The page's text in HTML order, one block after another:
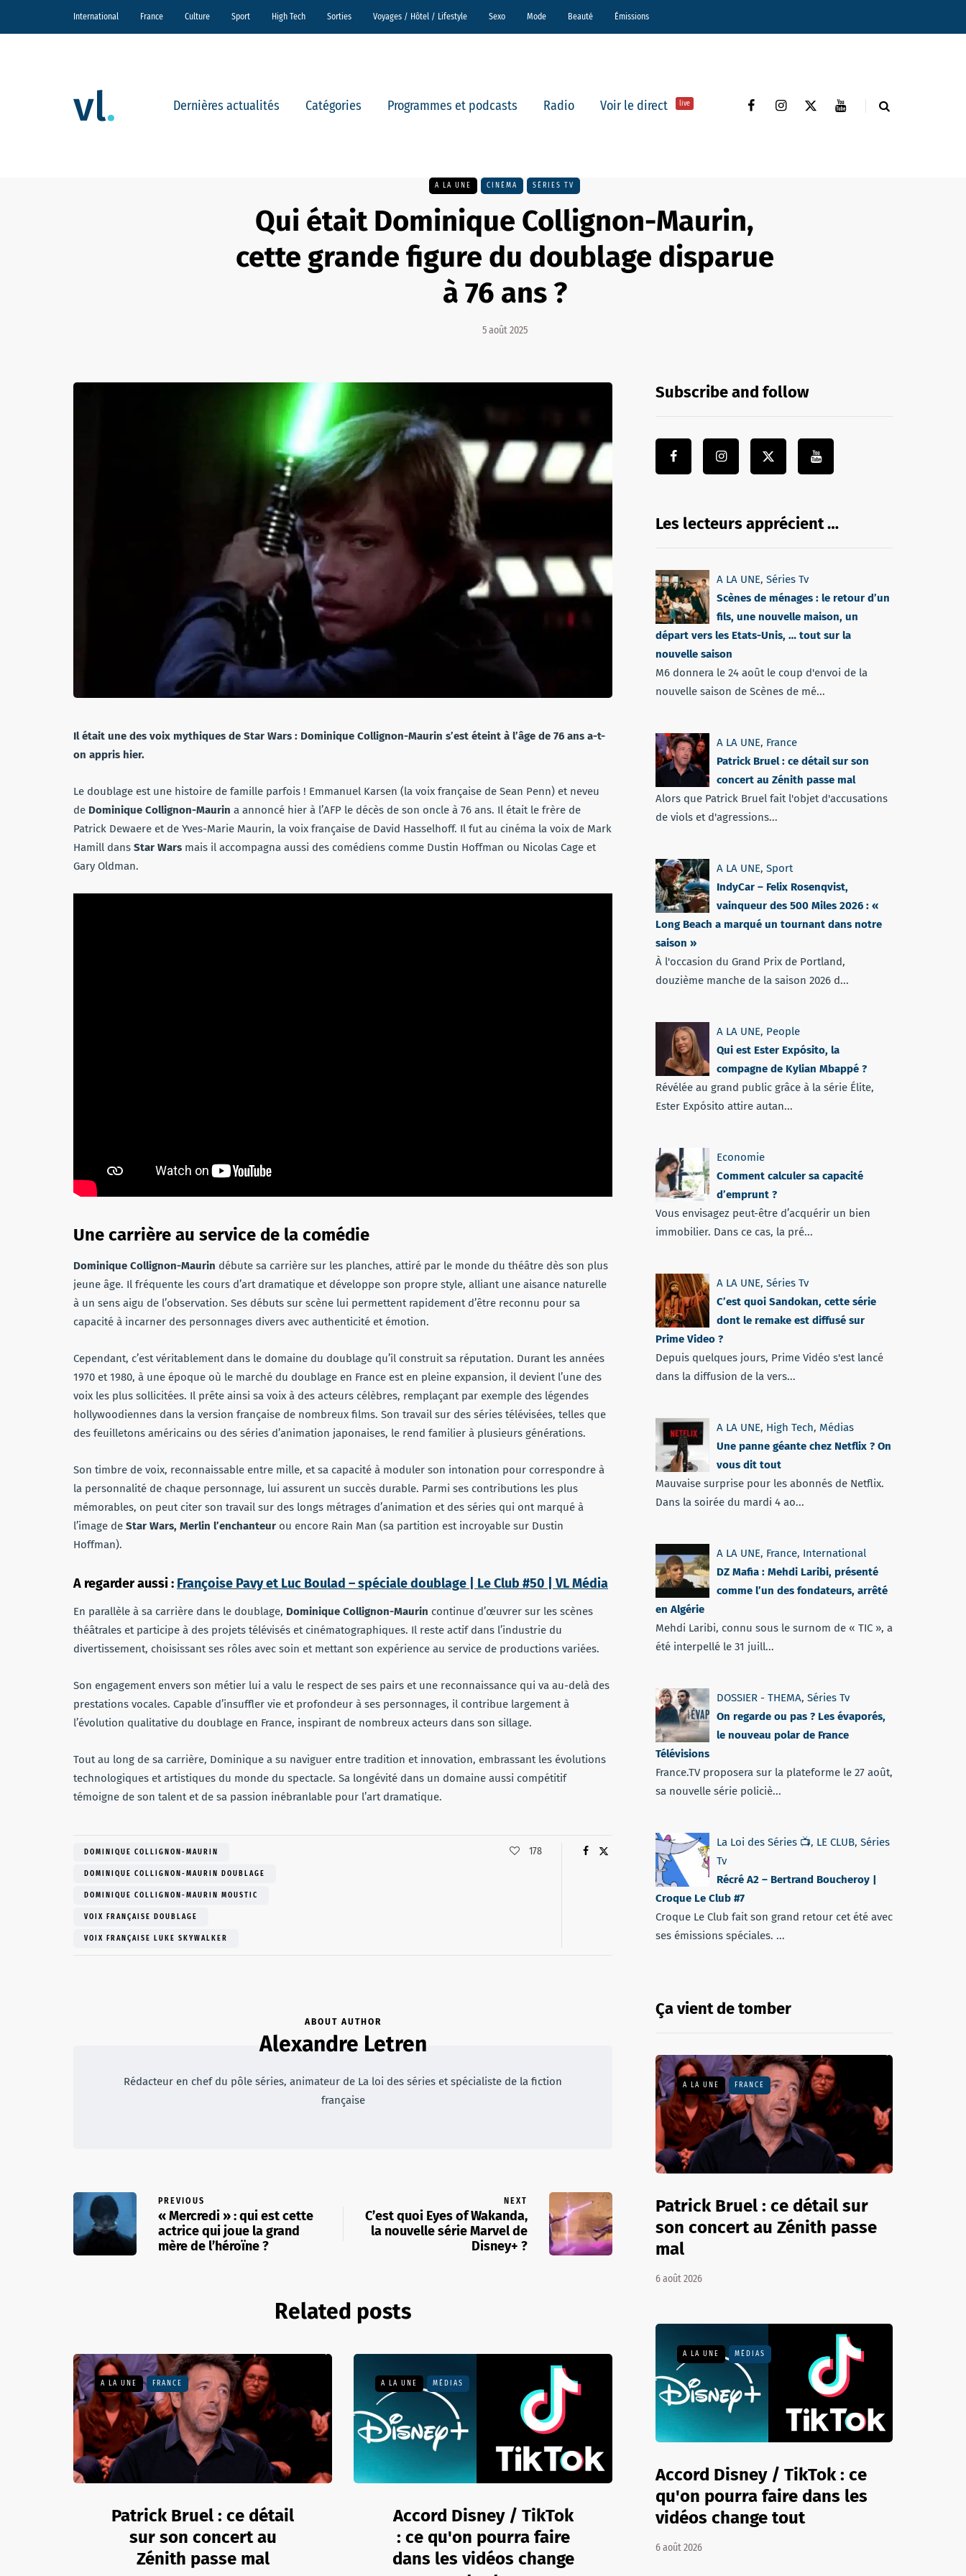
International France Culture Sport High Tech Sorties Voyages / Hôtel / Lifestyle Sexo Mode Beauté Émissions
Dernières actualités Catégories Programmes et podcasts Radio Voir le direct live
A LA UNE CINÉMA SÉRIES TV
Qui était Dominique Collignon-Maurin,
cette grande figure du doublage disparue
à 76 ans ?
5 août 2025
Il était une des voix mythiques de Star Wars : Dominique Collignon-Maurin s’est éteint à l’âge de 76 ans a-t-
on appris hier.
Le doublage est une histoire de famille parfois ! Emmanuel Karsen (la voix française de Sean Penn) et neveu
de Dominique Collignon-Maurin a annoncé hier à l’AFP le décès de son oncle à 76 ans. Il était le frère de
Patrick Dewaere et de Yves-Marie Maurin, la voix française de David Hasselhoff. Il fut au cinéma la voix de Mark
Hamill dans Star Wars mais il accompagna aussi des comédiens comme Dustin Hoffman ou Nicolas Cage et
Gary Oldman.
Une carrière au service de la comédie
Dominique Collignon-Maurin débute sa carrière sur les planches, attiré par le monde du théâtre dès son plus
jeune âge. Il fréquente les cours d’art dramatique et développe son propre style, alliant une aisance naturelle
à un sens aigu de l’observation. Ses débuts sur scène lui permettent rapidement d’être reconnu pour sa
capacité à incarner des personnages divers avec authenticité et émotion.
Cependant, c’est véritablement dans le domaine du doublage qu’il construit sa réputation. Durant les années
1970 et 1980, à une époque où le marché du doublage en France est en pleine expansion, il devient l’une des
voix les plus sollicitées. Il prête ainsi sa voix à des acteurs célèbres, remplaçant par exemple des légendes
hollywoodiennes dans la version française de nombreux films. Son travail sur des séries télévisées, telles que
des feuilletons américains ou des séries d’animation japonaises, le rend familier à plusieurs générations.
Son timbre de voix, reconnaissable entre mille, et sa capacité à moduler son intonation pour correspondre à
la personnalité de chaque personnage, lui assurent un succès durable. Parmi ses contributions les plus
mémorables, on peut citer son travail sur des longs métrages d’animation et des séries qui ont marqué à
l’image de Star Wars, Merlin l’enchanteur ou encore Rain Man (sa partition est incroyable sur Dustin
Hoffman).
A regarder aussi : Françoise Pavy et Luc Boulad – spéciale doublage | Le Club #50 | VL Média
En parallèle à sa carrière dans le doublage, Dominique Collignon-Maurin continue d’œuvrer sur les scènes
théâtrales et participe à des projets télévisés et cinématographiques. Il reste actif dans l’industrie du
divertissement, choisissant ses rôles avec soin et mettant son expérience au service de productions variées.
Son engagement envers son métier lui a valu le respect de ses pairs et une reconnaissance qui va au-delà des
prestations vocales. Capable d’insuffler vie et profondeur à ses personnages, il contribue largement à
l’évolution qualitative du doublage en France, inspirant de nombreux acteurs dans son sillage.
Tout au long de sa carrière, Dominique a su naviguer entre tradition et innovation, embrassant les évolutions
technologiques et artistiques du monde du spectacle. Sa longévité dans un domaine aussi compétitif
témoigne de son talent et de sa passion inébranlable pour l’art dramatique.
DOMINIQUE COLLIGNON-MAURIN
DOMINIQUE COLLIGNON-MAURIN DOUBLAGE
DOMINIQUE COLLIGNON-MAURIN MOUSTIC
VOIX FRANÇAISE DOUBLAGE
VOIX FRANÇAISE LUKE SKYWALKER
178
ABOUT AUTHOR
Alexandre Letren
Rédacteur en chef du pôle séries, animateur de La loi des séries et spécialiste de la fiction
française
PREVIOUS
« Mercredi » : qui est cette
actrice qui joue la grand
mère de l’héroïne ?
NEXT
C’est quoi Eyes of Wakanda,
la nouvelle série Marvel de
Disney+ ?
Related posts
A LA UNE FRANCE
Patrick Bruel : ce détail
sur son concert au
Zénith passe mal
A LA UNE MÉDIAS
Accord Disney / TikTok
: ce qu'on pourra faire
dans les vidéos change
Subscribe and follow
Les lecteurs apprécient …
A LA UNE, Séries Tv
Scènes de ménages : le retour d’un
fils, une nouvelle maison, un
départ vers les Etats-Unis, … tout sur la
nouvelle saison
M6 donnera le 24 août le coup d'envoi de la
nouvelle saison de Scènes de mé...
A LA UNE, France
Patrick Bruel : ce détail sur son
concert au Zénith passe mal
Alors que Patrick Bruel fait l'objet d'accusations
de viols et d'agressions...
A LA UNE, Sport
IndyCar – Felix Rosenqvist,
vainqueur des 500 Miles 2026 : «
Long Beach a marqué un tournant dans notre
saison »
À l'occasion du Grand Prix de Portland,
douzième manche de la saison 2026 d...
A LA UNE, People
Qui est Ester Expósito, la
compagne de Kylian Mbappé ?
Révélée au grand public grâce à la série Élite,
Ester Expósito attire autan...
Economie
Comment calculer sa capacité
d’emprunt ?
Vous envisagez peut-être d’acquérir un bien
immobilier. Dans ce cas, la pré...
A LA UNE, Séries Tv
C’est quoi Sandokan, cette série
dont le remake est diffusé sur
Prime Video ?
Depuis quelques jours, Prime Vidéo s'est lancé
dans la diffusion de la vers...
A LA UNE, High Tech, Médias
Une panne géante chez Netflix ? On
vous dit tout
Mauvaise surprise pour les abonnés de Netflix.
Dans la soirée du mardi 4 ao...
A LA UNE, France, International
DZ Mafia : Mehdi Laribi, présenté
comme l’un des fondateurs, arrêté
en Algérie
Mehdi Laribi, connu sous le surnom de « TIC », a
été interpellé le 31 juill...
DOSSIER - THEMA, Séries Tv
On regarde ou pas ? Les évaporés,
le nouveau polar de France
Télévisions
France.TV proposera sur la plateforme le 27 août,
sa nouvelle série policiè...
La Loi des Séries 📺, LE CLUB, Séries
Tv
Récré A2 – Bertrand Boucheroy |
Croque Le Club #7
Croque Le Club fait son grand retour cet été avec
ses émissions spéciales. ...
Ça vient de tomber
A LA UNE FRANCE
Patrick Bruel : ce détail sur
son concert au Zénith passe
mal
6 août 2026
A LA UNE MÉDIAS
Accord Disney / TikTok : ce
qu'on pourra faire dans les
vidéos change tout
6 août 2026